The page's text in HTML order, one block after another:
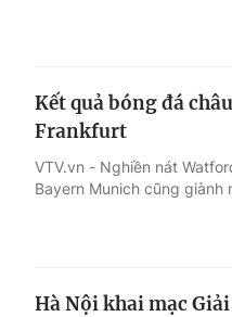
Kết quả bóng đá
Frankfurt
VTV.vn - Nghiền nát
Bayern Munich cũng
Hà Nội khai mạc